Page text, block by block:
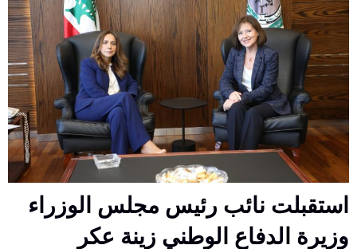
استقبلت نائب رئيس مجلس الوزراء
وزيرة الدفاع الوطني زينة عكر